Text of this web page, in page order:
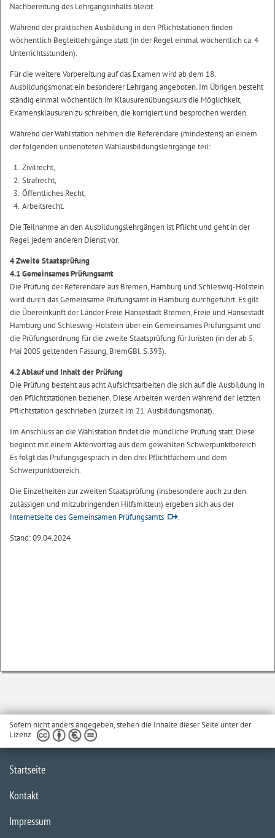
Nachbereitung des Lehrgangsinhalts bleibt.
Während der praktischen Ausbildung in den Pflichtstationen finden
wöchentlich Begleitlehrgänge statt (in der Regel einmal wöchentlich ca. 4
Unterrichtsstunden).
Für die weitere Vorbereitung auf das Examen wird ab dem 18.
Ausbildungsmonat ein besonderer Lehrgang angeboten. Im Übrigen besteht
ständig einmal wöchentlich im Klausurenübungskurs die Möglichkeit,
Examensklausuren zu schreiben, die korrigiert und besprochen werden.
Während der Wahlstation nehmen die Referendare (mindestens) an einem
der folgenden unbenoteten Wahlausbildungslehrgänge teil:
Zivilrecht,
Strafrecht,
Öffentliches Recht,
Arbeitsrecht.
Die Teilnahme an den Ausbildungslehrgängen ist Pflicht und geht in der
Regel jedem anderen Dienst vor.
4 Zweite Staatsprüfung
4.1 Gemeinsames Prüfungsamt
Die Prüfung der Referendare aus Bremen, Hamburg und Schleswig-Holstein
wird durch das Gemeinsame Prüfungsamt in Hamburg durchgeführt. Es gilt
die Übereinkunft der Länder Freie Hansestadt Bremen, Freie und Hansestadt
Hamburg und Schleswig-Holstein über ein Gemeinsames Prüfungsamt und
die Prüfungsordnung für die zweite Staatsprüfung für Juristen (in der ab 5.
Mai 2005 geltenden Fassung, BremGBl. S.393).
4.2 Ablauf und Inhalt der Prüfung
Die Prüfung besteht aus acht Aufsichtsarbeiten die sich auf die Ausbildung in
den Pflichtstationen beziehen. Diese Arbeiten werden während der letzten
Pflichtstation geschrieben (zurzeit im 21. Ausbildungsmonat).
Im Anschluss an die Wahlstation findet die mündliche Prüfung statt. Diese
beginnt mit einem Aktenvortrag aus dem gewählten Schwerpunktbereich.
Es folgt das Prüfungsgespräch in den drei Pflichtfächern und dem
Schwerpunktbereich.
Die Einzelheiten zur zweiten Staatsprüfung (insbesondere auch zu den
zulässigen und mitzubringenden Hilfsmitteln) ergeben sich aus der
Internetseite des Gemeinsamen Prüfungsamts
.
Stand: 09.04.2024
Sofern nicht anders angegeben, stehen die Inhalte dieser Seite unter der
Lizenz
Startseite
Kontakt
Impressum